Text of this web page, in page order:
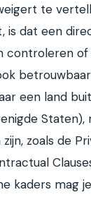
te
is dat een
controleren of
een land
zoals de
kaders mag